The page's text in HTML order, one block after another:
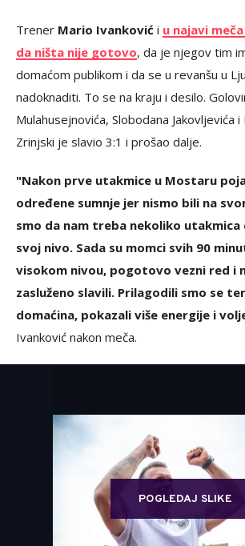
Trener Mario Ivanković i u najavi
da ništa nije gotovo, da je njegov tim
domaćom publikom i da se u revanšu u
nadoknaditi. To se na kraju i desilo.
Mulahusejnovića, Slobodana Jakovljevića i
Zrinjski je slavio 3:1 i prošao dalje.
"Nakon prve utakmice u Mostaru
određene sumnje jer nismo bili na
smo da nam treba nekoliko utakmica
svoj nivo. Sada su momci svih 90
visokom nivou, pogotovo vezni red i
zasluženo slavili. Prilagodili smo se
domaćina, pokazali više energije i
Ivanković nakon meča.
POGLEDAJ SLIKE